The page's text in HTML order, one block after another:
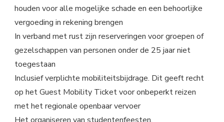
houden voor alle mogelijke schade en een behoorlijke
vergoeding in rekening brengen
In verband met rust zijn reserveringen voor groepen of
gezelschappen van personen onder de 25 jaar niet
toegestaan
Inclusief verplichte mobiliteitsbijdrage. Dit geeft recht
op het Guest Mobility Ticket voor onbeperkt reizen
met het regionale openbaar vervoer